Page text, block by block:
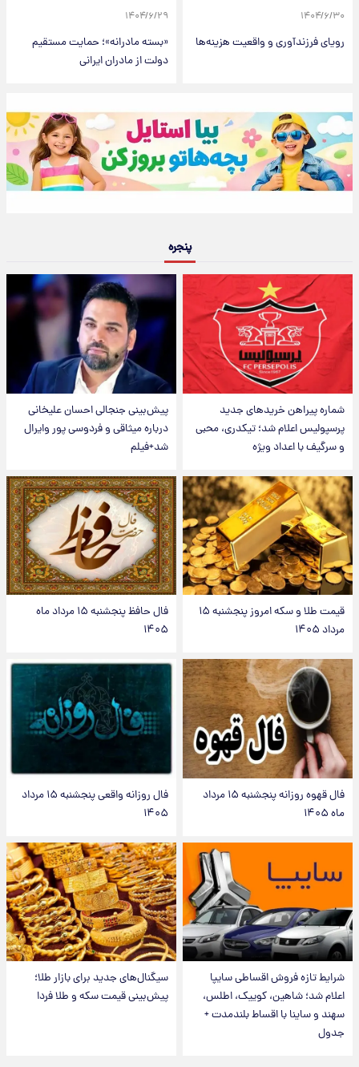
۱۴۰۴/۶/۳۰
رویای فرزندآوری و واقعیت هزینه‌ها
۱۴۰۴/۶/۲۹
«بسته مادرانه»؛ حمایت مستقیم
دولت از مادران ایرانی
پنجره
شماره پیراهن خریدهای جدید
پرسپولیس اعلام شد؛ تیکدری، محبی
و سرگیف با اعداد ویژه
پیش‌بینی جنجالی احسان علیخانی
درباره میثاقی و فردوسی پور وایرال
شد+فیلم
قیمت طلا و سکه امروز پنجشنبه ۱۵
مرداد ۱۴۰۵
فال حافظ پنجشنبه ۱۵ مرداد ماه
۱۴۰۵
فال قهوه روزانه پنجشنبه ۱۵ مرداد
ماه ۱۴۰۵
فال روزانه واقعی پنجشنبه ۱۵ مرداد
۱۴۰۵
شرایط تازه فروش اقساطی سایپا
اعلام شد؛ شاهین، کوییک، اطلس،
سهند و ساینا با اقساط بلندمدت +
جدول
سیگنال‌های جدید برای بازار طلا؛
پیش‌بینی قیمت سکه و طلا فردا